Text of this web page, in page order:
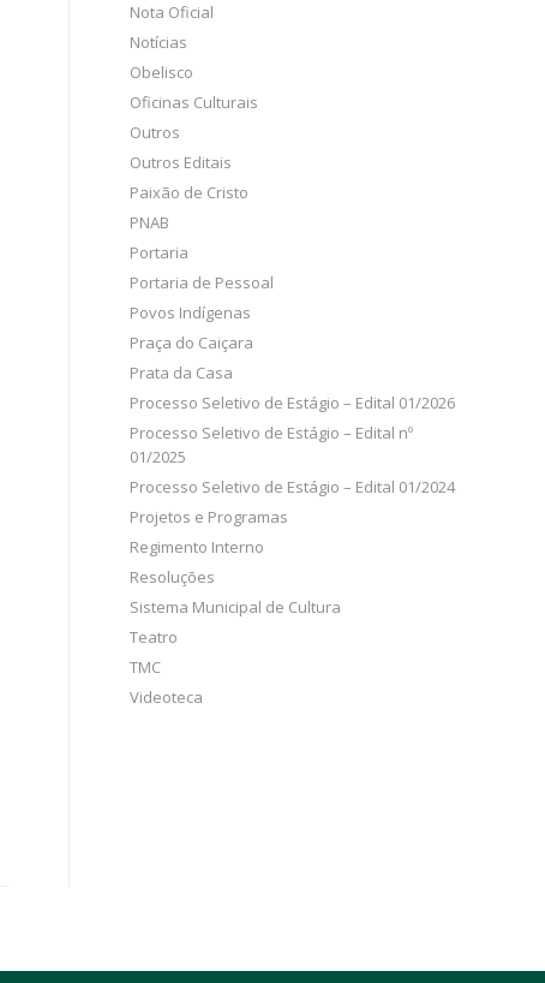
Nota Oficial
Notícias
Obelisco
Oficinas Culturais
Outros
Outros Editais
Paixão de Cristo
PNAB
Portaria
Portaria de Pessoal
Povos Indígenas
Praça do Caiçara
Prata da Casa
Processo Seletivo de Estágio – Edital 01/2026
Processo Seletivo de Estágio – Edital nº
01/2025
Processo Seletivo de Estágio – Edital 01/2024
Projetos e Programas
Regimento Interno
Resoluções
Sistema Municipal de Cultura
Teatro
TMC
Videoteca